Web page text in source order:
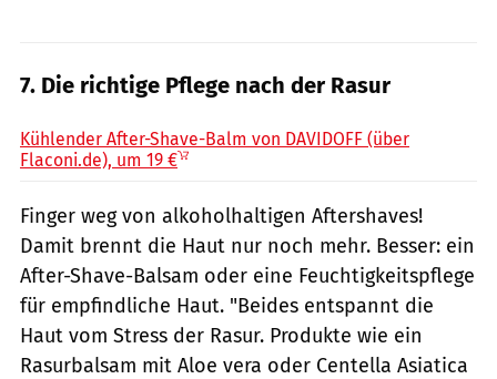
7. Die richtige Pflege nach der Rasur
Kühlender After-Shave-Balm von DAVIDOFF (über
Flaconi.de), um 19 €
Finger weg von alkoholhaltigen Aftershaves!
Damit brennt die Haut nur noch mehr. Besser: ein
After-Shave-Balsam oder eine Feuchtigkeitspflege
für empfindliche Haut. "Beides entspannt die
Haut vom Stress der Rasur. Produkte wie ein
Rasurbalsam mit Aloe vera oder Centella Asiatica